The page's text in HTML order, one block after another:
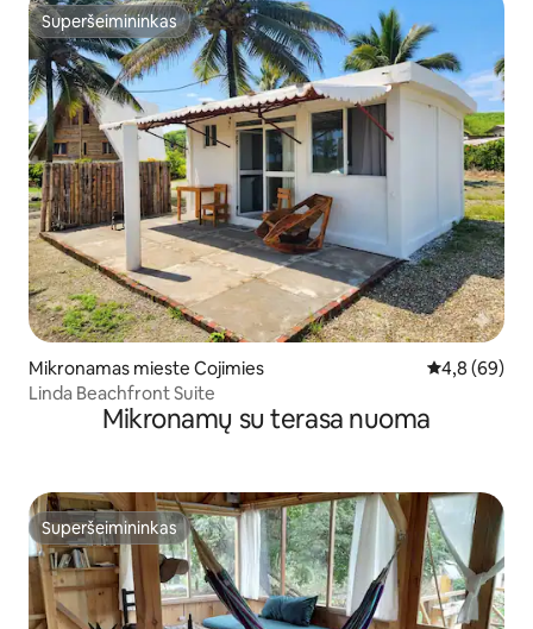
Superšeimininkas
Superšeimininkas
Mikronamas mieste Cojimies Vidutinis
4,8 (69)
Linda Beachfront Suite
Mikronamų su terasa nuoma
Superšeimininkas
Superšeimininkas